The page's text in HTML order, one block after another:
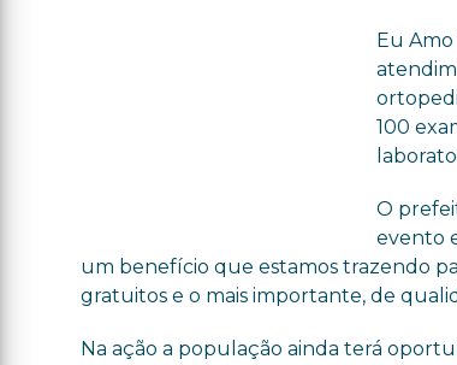
Eu
100
O
evento
um benefício que estamos trazendo
gratuitos e o mais importante, de
Na ação a população ainda terá